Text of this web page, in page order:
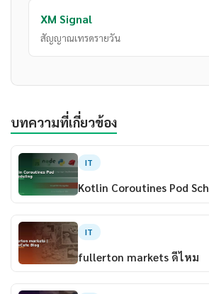
XM Signal
สัญญาณเทรดรายวัน
บทความที่เกี่ยวข้อง
IT
Kotlin Coroutines Pod
IT
fullerton markets ดีไหม